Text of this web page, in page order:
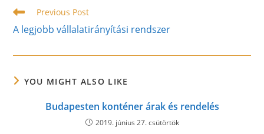
Read
more
articles
Previous Post
A legjobb vállalatirányítási rendszer
YOU MIGHT ALSO LIKE
Budapesten konténer árak és rendelés
2019. június 27. csütörtök